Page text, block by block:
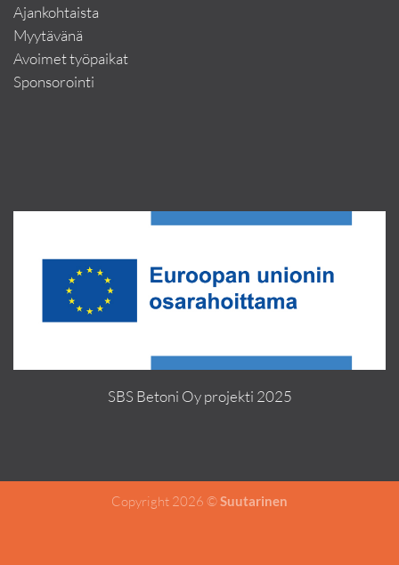
Ajankohtaista
Myytävänä
Avoimet työpaikat
Sponsorointi
SBS Betoni Oy projekti 2025
Copyright 2026 ©Suutarinen